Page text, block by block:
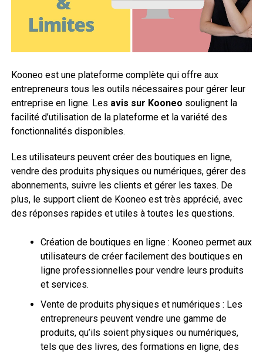
Kooneo est une plateforme complète qui offre aux
entrepreneurs tous les outils nécessaires pour gérer leur
entreprise en ligne. Les avis sur Kooneo soulignent la
facilité d’utilisation de la plateforme et la variété des
fonctionnalités disponibles.
Les utilisateurs peuvent créer des boutiques en ligne,
vendre des produits physiques ou numériques, gérer des
abonnements, suivre les clients et gérer les taxes. De
plus, le support client de Kooneo est très apprécié, avec
des réponses rapides et utiles à toutes les questions.
Création de boutiques en ligne : Kooneo permet aux
utilisateurs de créer facilement des boutiques en
ligne professionnelles pour vendre leurs produits
et services.
Vente de produits physiques et numériques : Les
entrepreneurs peuvent vendre une gamme de
produits, qu’ils soient physiques ou numériques,
tels que des livres, des formations en ligne, des